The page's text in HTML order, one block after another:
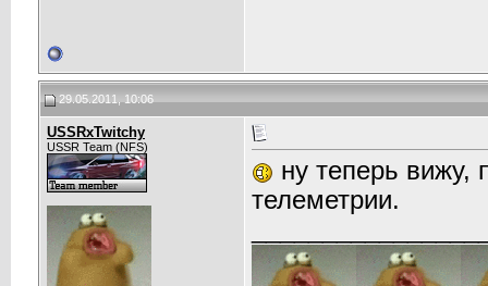
29.05.2011, 10:06
USSRxTwitchy
USSR Team (NFS)
ну теперь вижу,
телеметрии.